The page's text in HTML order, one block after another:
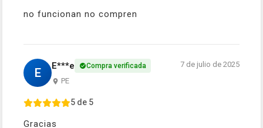
no funcionan no compren
E E***e Compra verificada
PE
7 de julio de 2025
5 de 5
Gracias